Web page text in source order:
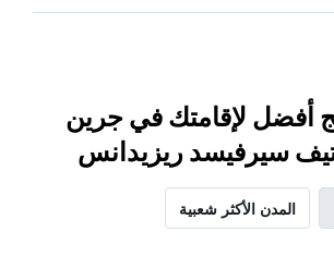
أفضل لإقامتك في جرين
سيرفيسد ريزيدانس
المدن الأكثر شعبية